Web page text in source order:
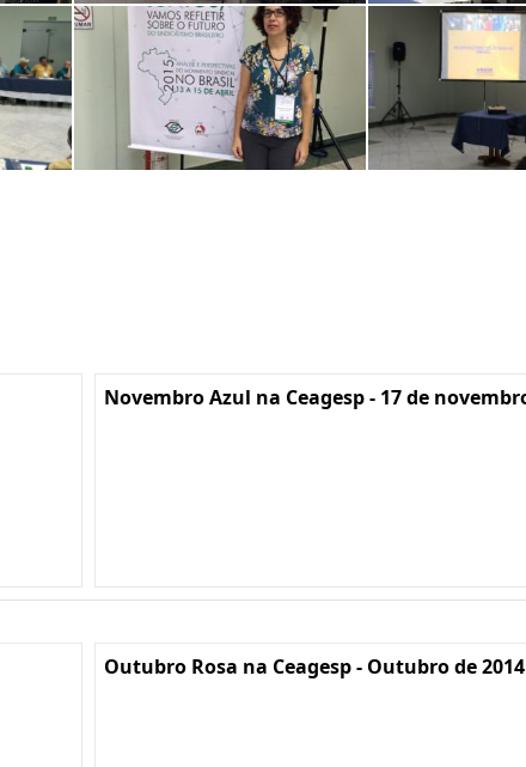
Novembro Azul na Ceagesp - 17 de
Outubro Rosa na Ceagesp - Outubro de 2014